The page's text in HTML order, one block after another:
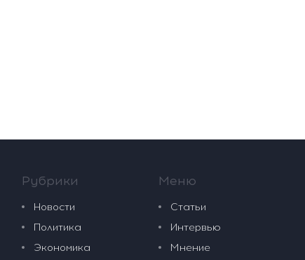
Рубрики
Новости
Политика
Экономика
Меню
Статьи
Интервью
Мнение